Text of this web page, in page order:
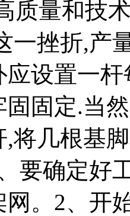
质量和技
一挫折,产
设置一
固定.当
将几根基
要确定好
网。2、开